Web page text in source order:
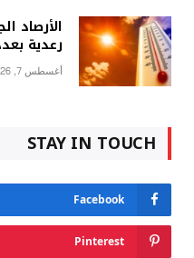
الأرصاد
رعدية
أغسطس 7, 2026
STAY IN TOUCH
Facebook
Pinterest